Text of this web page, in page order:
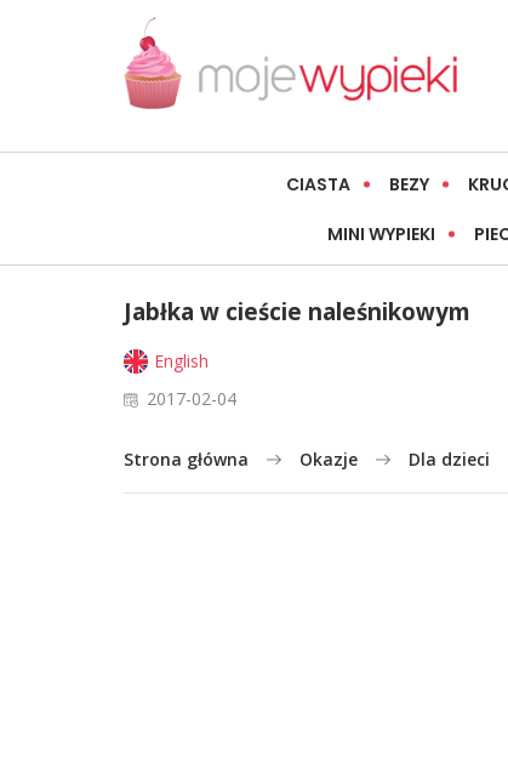
CIASTA BEZY
MINI WYPIEKI
Jabłka w cieście naleśnikowym
English
2017-02-04
Strona główna Okazje Dla dzieci